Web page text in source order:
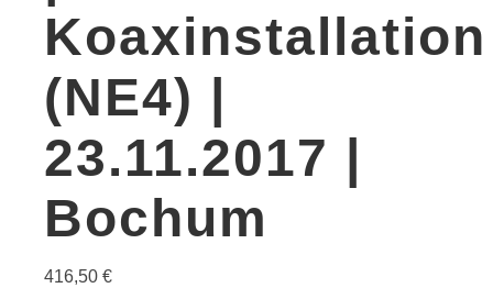
Koaxinstallation
(NE4) |
23.11.2017 |
Bochum
416,50 €